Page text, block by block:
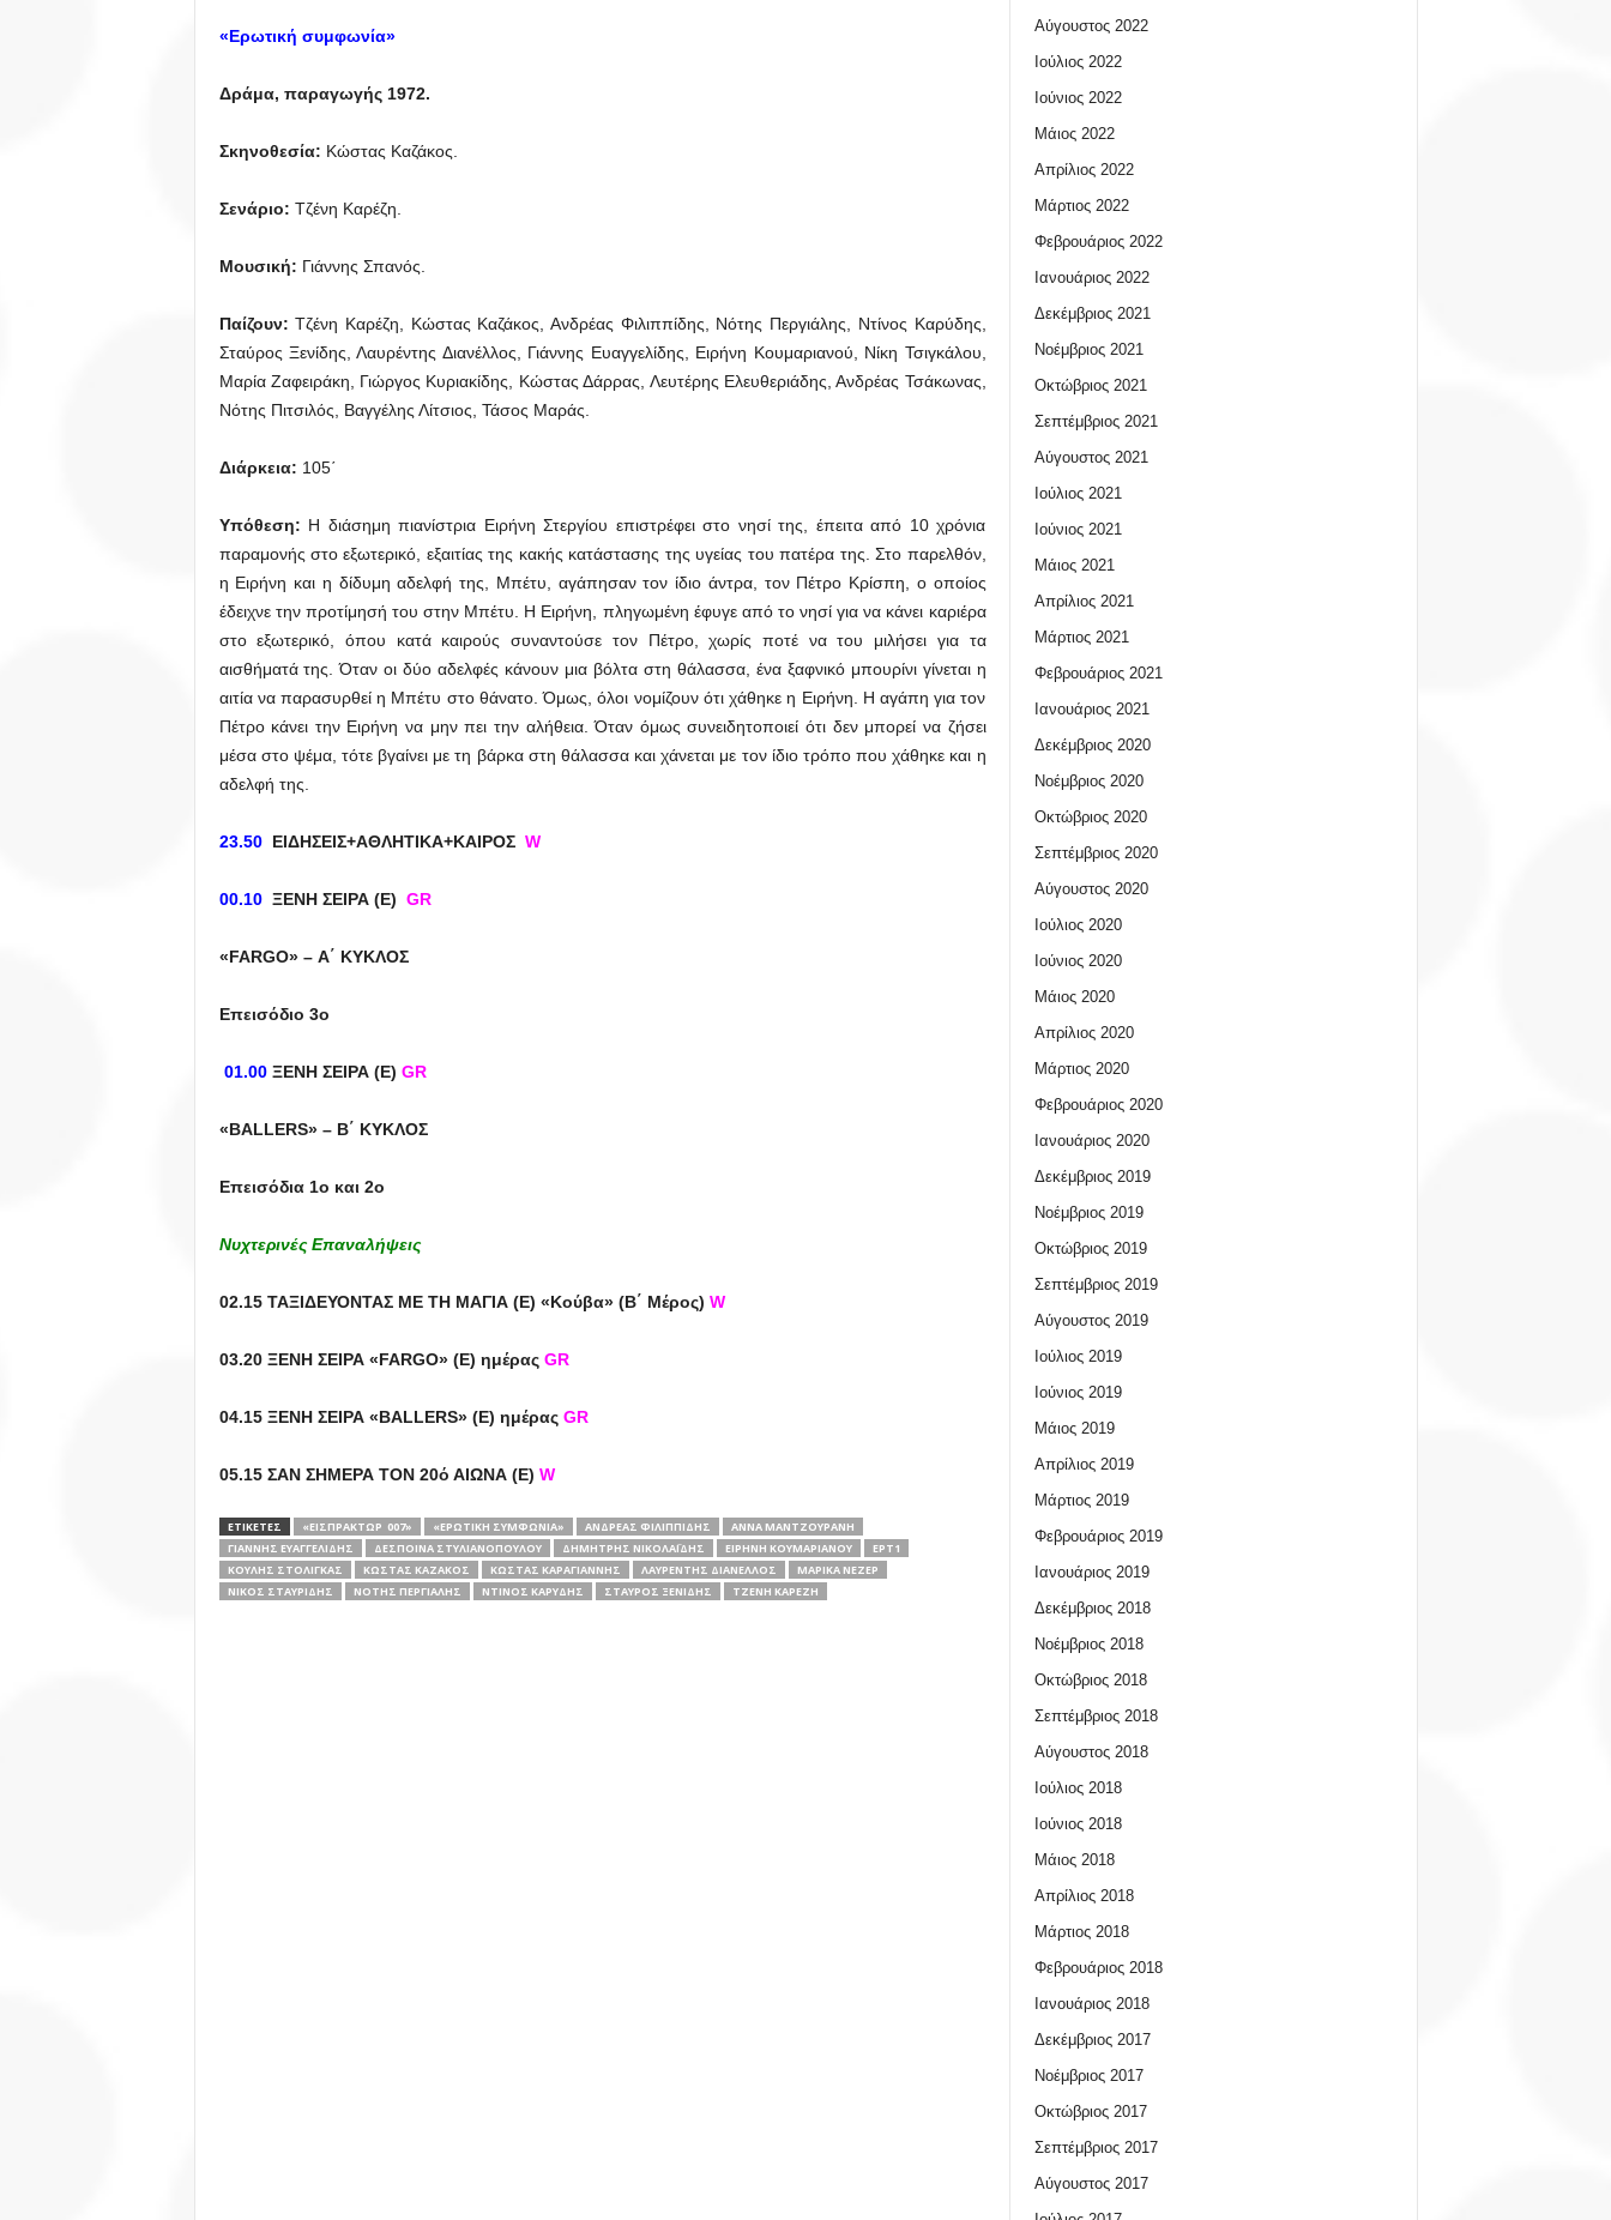
«Ερωτική συμφωνία»
Δράμα, παραγωγής 1972.
Σκηνοθεσία: Κώστας Καζάκος.
Σενάριο: Τζένη Καρέζη.
Μουσική: Γιάννης Σπανός.
Παίζουν:Τζένη Καρέζη, Κώστας Καζάκος, Ανδρέας Φιλιππίδης, Νότης Περγιάλης, Ντίνος Καρύδης,
Σταύρος Ξενίδης, Λαυρέντης Διανέλλος, Γιάννης Ευαγγελίδης, Ειρήνη Κουμαριανού, Νίκη Τσιγκάλου,
Μαρία Ζαφειράκη, Γιώργος Κυριακίδης, Κώστας Δάρρας, Λευτέρης Ελευθεριάδης, Ανδρέας Τσάκωνας,
Νότης Πιτσιλός, Βαγγέλης Λίτσιος, Τάσος Μαράς.
Διάρκεια: 105΄
Υπόθεση: Η διάσημη πιανίστρια Ειρήνη Στεργίου επιστρέφει στο νησί της, έπειτα από 10 χρόνια
παραμονής στο εξωτερικό, εξαιτίας της κακής κατάστασης της υγείας του πατέρα της. Στο παρελθόν,
η Ειρήνη και η δίδυμη αδελφή της, Μπέτυ, αγάπησαν τον ίδιο άντρα, τον Πέτρο Κρίσπη, ο οποίος
έδειχνε την προτίμησή του στην Μπέτυ. Η Ειρήνη, πληγωμένη έφυγε από το νησί για να κάνει καριέρα
στο εξωτερικό, όπου κατά καιρούς συναντούσε τον Πέτρο, χωρίς ποτέ να του μιλήσει για τα
αισθήματά της. Όταν οι δύο αδελφές κάνουν μια βόλτα στη θάλασσα, ένα ξαφνικό μπουρίνι γίνεται η
αιτία να παρασυρθεί η Μπέτυ στο θάνατο. Όμως, όλοι νομίζουν ότι χάθηκε η Ειρήνη. Η αγάπη για τον
Πέτρο κάνει την Ειρήνη να μην πει την αλήθεια. Όταν όμως συνειδητοποιεί ότι δεν μπορεί να ζήσει
μέσα στο ψέμα, τότε βγαίνει με τη βάρκα στη θάλασσα και χάνεται με τον ίδιο τρόπο που χάθηκε και η
αδελφή της.
23.50 ΕΙΔΗΣΕΙΣ+ΑΘΛΗΤΙΚΑ+ΚΑΙΡΟΣ W
00.10 ΞΕΝΗ ΣΕΙΡΑ (Ε) GR
«FARGO» – Α΄ ΚΥΚΛΟΣ
Επεισόδιο 3ο
01.00ΞΕΝΗ ΣΕΙΡΑ (Ε) GR
«BALLERS» – Β΄ ΚΥΚΛΟΣ
Επεισόδια 1ο και 2ο
Νυχτερινές Επαναλήψεις
02.15 ΤΑΞΙΔΕΥΟΝΤΑΣ ΜΕ ΤΗ ΜΑΓΙΑ (Ε) «Κούβα» (Β΄ Μέρος) W
03.20 ΞΕΝΗ ΣΕΙΡΑ «FARGO» (E) ημέρας GR
04.15 ΞΕΝΗ ΣΕΙΡΑ «BALLERS» (E) ημέρας GR
05.15 ΣΑΝ ΣΗΜΕΡΑ ΤΟΝ 20ό ΑΙΩΝΑ (Ε) W
ΕΤΙΚΕΤΕΣ «ΕΙΣΠΡΆΚΤΩΡ 007» «ΕΡΩΤΙΚΉ ΣΥΜΦΩΝΊΑ» ΑΝΔΡΈΑΣ ΦΙΛΙΠΠΊΔΗΣ
ΆΝΝΑ ΜΑΝΤΖΟΥΡΆΝΗ
ΓΙΆΝΝΗΣ ΕΥΑΓΓΕΛΊΔΗΣ
ΔΈΣΠΟΙΝΑ ΣΤΥΛΙΑΝΟΠΟΎΛΟΥ ΔΗΜΉΤΡΗΣ ΝΙΚΟΛΑΪ́ΔΗΣ ΕΙΡΉΝΗ ΚΟΥΜΑΡΙΑΝΟΎ
ΕΡΤ1
ΚΟΎΛΗΣ ΣΤΟΛΊΓΚΑΣ
ΚΏΣΤΑΣ ΚΑΖΆΚΟΣ ΚΏΣΤΑΣ ΚΑΡΑΓΙΆΝΝΗΣ ΛΑΥΡΈΝΤΗΣ ΔΙΑΝΈΛΛΟΣ
ΜΑΡΊΚΑ ΝΈΖΕΡ
ΝΊΚΟΣ ΣΤΑΥΡΊΔΗΣ
ΝΌΤΗΣ ΠΕΡΓΙΆΛΗΣ ΝΤΊΝΟΣ ΚΑΡΎΔΗΣ ΣΤΑΎΡΟΣ ΞΕΝΊΔΗΣ ΤΖΈΝΗ ΚΑΡΈΖΗ
Αύγουστος 2022
Ιούλιος 2022
Ιούνιος 2022
Μάιος 2022
Απρίλιος 2022
Μάρτιος 2022
Φεβρουάριος 2022
Ιανουάριος 2022
Δεκέμβριος 2021
Νοέμβριος 2021
Οκτώβριος 2021
Σεπτέμβριος 2021
Αύγουστος 2021
Ιούλιος 2021
Ιούνιος 2021
Μάιος 2021
Απρίλιος 2021
Μάρτιος 2021
Φεβρουάριος 2021
Ιανουάριος 2021
Δεκέμβριος 2020
Νοέμβριος 2020
Οκτώβριος 2020
Σεπτέμβριος 2020
Αύγουστος 2020
Ιούλιος 2020
Ιούνιος 2020
Μάιος 2020
Απρίλιος 2020
Μάρτιος 2020
Φεβρουάριος 2020
Ιανουάριος 2020
Δεκέμβριος 2019
Νοέμβριος 2019
Οκτώβριος 2019
Σεπτέμβριος 2019
Αύγουστος 2019
Ιούλιος 2019
Ιούνιος 2019
Μάιος 2019
Απρίλιος 2019
Μάρτιος 2019
Φεβρουάριος 2019
Ιανουάριος 2019
Δεκέμβριος 2018
Νοέμβριος 2018
Οκτώβριος 2018
Σεπτέμβριος 2018
Αύγουστος 2018
Ιούλιος 2018
Ιούνιος 2018
Μάιος 2018
Απρίλιος 2018
Μάρτιος 2018
Φεβρουάριος 2018
Ιανουάριος 2018
Δεκέμβριος 2017
Νοέμβριος 2017
Οκτώβριος 2017
Σεπτέμβριος 2017
Αύγουστος 2017